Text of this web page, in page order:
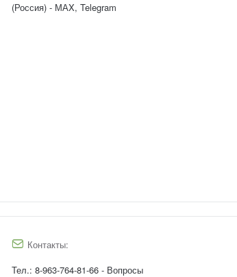
(Россия) - МАX, Telegram
Контакты:
Тел.: 8-963-764-81-66 - Вопросы